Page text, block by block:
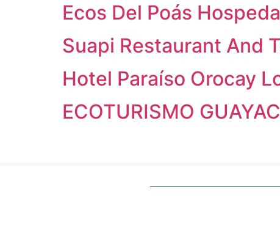
Ecos Del Poás
Suapi Restaurant And
Hotel Paraíso Orocay
ECOTURISMO